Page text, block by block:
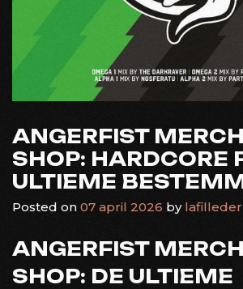
ANGERFIST
SHOP: HARDCORE
ULTIEME
Posted on 07 april 2026 by
ANGERFIST
SHOP: DE ULTIEME